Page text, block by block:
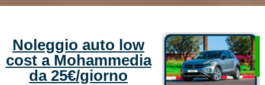
Noleggio auto low
cost a Mohammedia
da 25€/giorno